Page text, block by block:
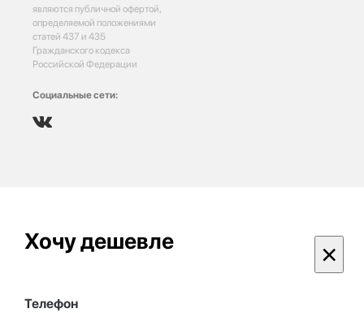
являются публичной офертой,
определяемой положениями
статей 437 и 435
Гражданского кодекса
Российской Федерации
Социальные сети:
Хочу дешевле ×
Телефон